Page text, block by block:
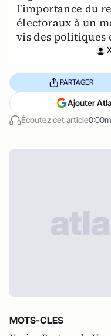
l'importance du
électoraux à un
vis des politiques
Écoutez cet article
PARTAGER
Ajouter
MOTS-CLES